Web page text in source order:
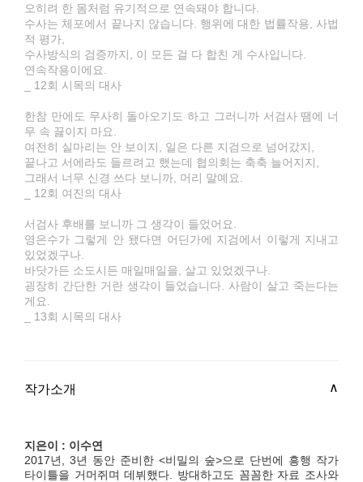
오히려 한 몸처럼 유기적으로 연속돼야 합니다.
수사는 체포에서 끝나지 않습니다. 행위에 대한 법률작용, 사법
적 평가,
수사방식의 검증까지, 이 모든 걸 다 합친 게 수사입니다.
연속작용이에요.
_ 12회 시목의 대사
한참 만에도 무사히 돌아오기도 하고 그러니까 서검사 땜에 너
무 속 끓이지 마요.
여전히 실마리는 안 보이지, 일은 다른 지검으로 넘어갔지,
끝나고 서에라도 들르려고 했는데 협의회는 축축 늘어지지,
그래서 너무 신경 쓰다 보니까, 머리 말예요.
_ 12회 여진의 대사
서검사 후배를 보니까 그 생각이 들었어요.
영은수가 그렇게 안 됐다면 어딘가에 지검에서 이렇게 지내고
있었겠구나.
바닷가든 소도시든 매일매일을, 살고 있었겠구나.
굉장히 간단한 거란 생각이 들었습니다. 사람이 살고 죽는다는
게요.
_ 13회 시목의 대사
작가소개
지은이 : 이수연
2017년, 3년 동안 준비한 <비밀의 숲>으로 단번에 흥행 작가
타이틀을 거머쥐며 데뷔했다. 방대하고도 꼼꼼한 자료 조사와